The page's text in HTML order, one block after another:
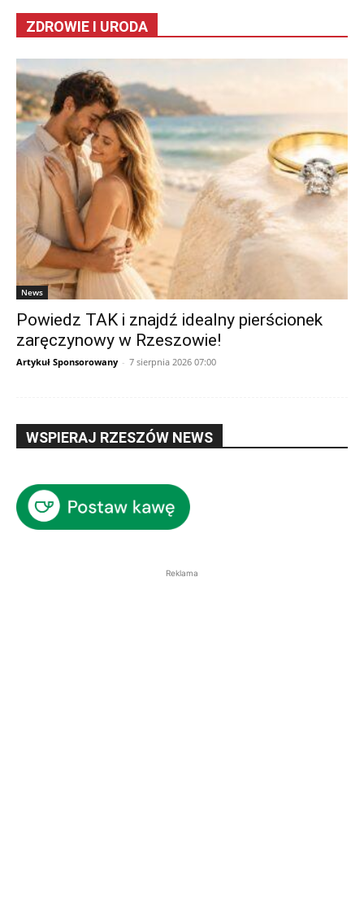
ZDROWIE I URODA
News
Powiedz TAK i znajdź idealny pierścionek
zaręczynowy w Rzeszowie!
Artykuł Sponsorowany - 7 sierpnia 2026 07:00
WSPIERAJ RZESZÓW NEWS
Reklama